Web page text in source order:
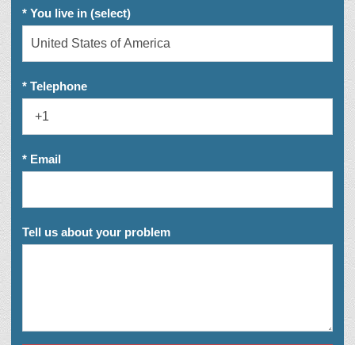
* You live in (select)
* Telephone
* Email
Tell us about your problem